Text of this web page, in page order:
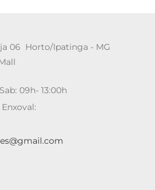
06 Horto/Ipatinga - MG
09h- 13:00h